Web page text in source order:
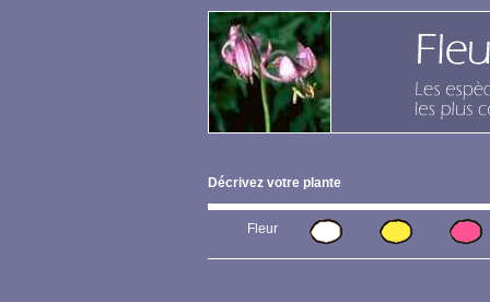
Décrivez votre plante
Fleur